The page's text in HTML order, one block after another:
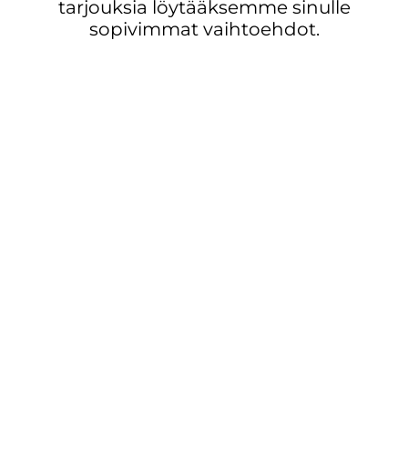
tarjouksia löytääksemme sinulle
sopivimmat vaihtoehdot.